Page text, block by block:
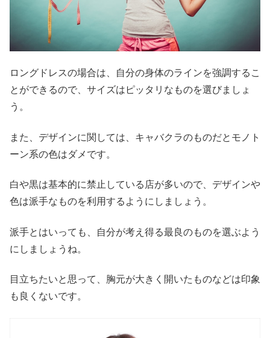
ロングドレスの場合は、自分の身体のラインを強調するこ
とができるので、サイズはピッタリなものを選びましょ
う。
また、デザインに関しては、キャバクラのものだとモノト
ーン系の色はダメです。
白や黒は基本的に禁止している店が多いので、デザインや
色は派手なものを利用するようにしましょう。
派手とはいっても、自分が考え得る最良のものを選ぶよう
にしましょうね。
目立ちたいと思って、胸元が大きく開いたものなどは印象
も良くないです。